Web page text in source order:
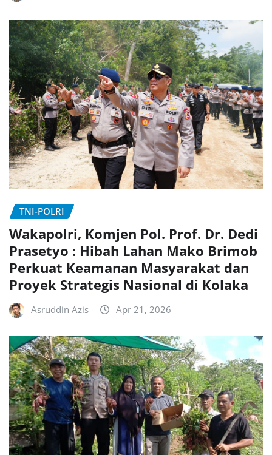
TNI-POLRI
Wakapolri, Komjen Pol. Prof. Dr. Dedi
Prasetyo : Hibah Lahan Mako Brimob
Perkuat Keamanan Masyarakat dan
Proyek Strategis Nasional di Kolaka
Asruddin Azis Apr 21, 2026